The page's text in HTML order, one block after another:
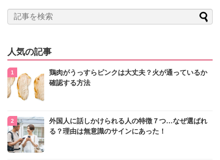
人気の記事
鶏肉がうっすらピンクは大丈夫？火が通っているか
確認する方法
外国人に話しかけられる人の特徴７つ…なぜ選ばれ
る？理由は無意識のサインにあった！